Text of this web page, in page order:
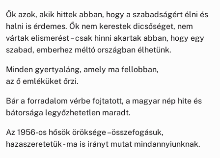
Ők azok, akik hittek abban, hogy a szabadságért élni és
halni is érdemes. Ők nem kerestek dicsőséget, nem
vártak elismerést – csak hinni akartak abban, hogy egy
szabad, emberhez méltó országban élhetünk.
Minden gyertyaláng, amely ma fellobban,
az ő emléküket őrzi.
Bár a forradalom vérbe fojtatott, a magyar nép hite és
bátorsága legyőzhetetlen maradt.
Az 1956-os hősök öröksége –összefogásuk,
hazaszeretetük - ma is irányt mutat mindannyiunknak.